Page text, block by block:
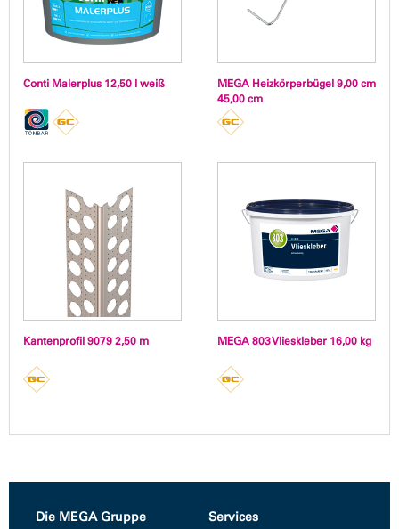
Conti Malerplus 12,50 l weiß
MEGA Heizkörperbügel 9,00 cm
45,00 cm
Kantenprofil 9079 2,50 m MEGA 803 Vlieskleber 16,00 kg
Die MEGA Gruppe Services